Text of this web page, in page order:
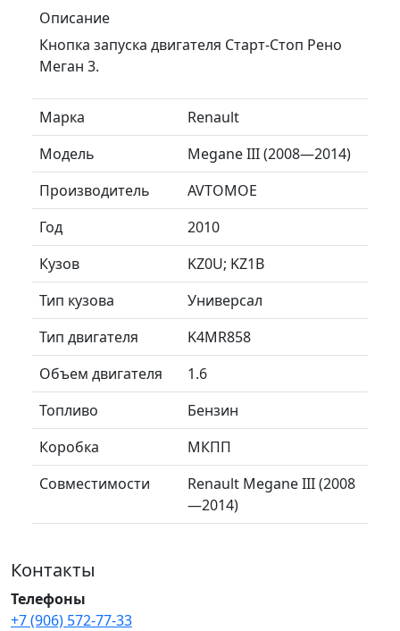
Описание
Кнопка запуска двигателя Старт-Стоп Рено
Меган 3.
Марка
Renault
Модель
Megane III (2008—2014)
Производитель
AVTOMOE
Год
2010
Кузов
KZ0U; KZ1B
Тип кузова
Универсал
Тип двигателя
K4MR858
Объем двигателя
1.6
Топливо
Бензин
Коробка
МКПП
Совместимости
Renault Megane III (2008
—2014)
Контакты
Телефоны
+7 (906) 572-77-33